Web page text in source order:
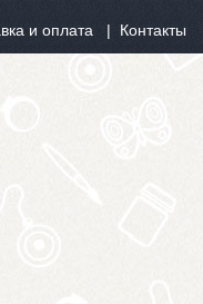
и оплата Контакты